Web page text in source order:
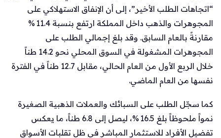
“اتجاهات الطلب الأخير”، إلى أن الإنفاق الاستهلاكي على
المجوهرات والذهب داخل المملكة ارتفع بنسبة 11.4 %
مقارنةً بالعام السابق. وقد بلغ إجمالي الطلب على
المجوهرات المشغولة في السوق المحلي نحو 14.2 طناً
خلال الربع الأول من العام الحالي، مقابل 12.7 طناً في الفترة
نفسها من العام الماضي.
كما سجّل الطلب على السبائك والعملات الذهبية الصغيرة
نمواً ملحوظاً بلغ 16.5 %، ليصل إلى 6.8 طناً، ما يعكس
تفضيل الأفراد للاستثمار المباشر في ظل تقلبات الأسواق